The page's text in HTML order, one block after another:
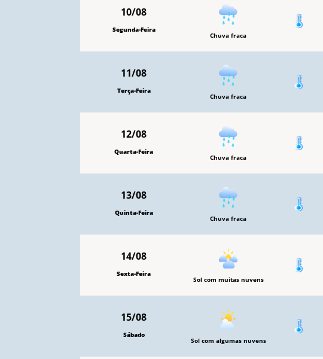
10/08
Segunda-Feira
Chuva fraca
11/08
Terça-Feira
Chuva fraca
12/08
Quarta-Feira
Chuva fraca
13/08
Quinta-Feira
Chuva fraca
14/08
Sexta-Feira
Sol com muitas nuvens
15/08
Sábado
Sol com algumas nuvens